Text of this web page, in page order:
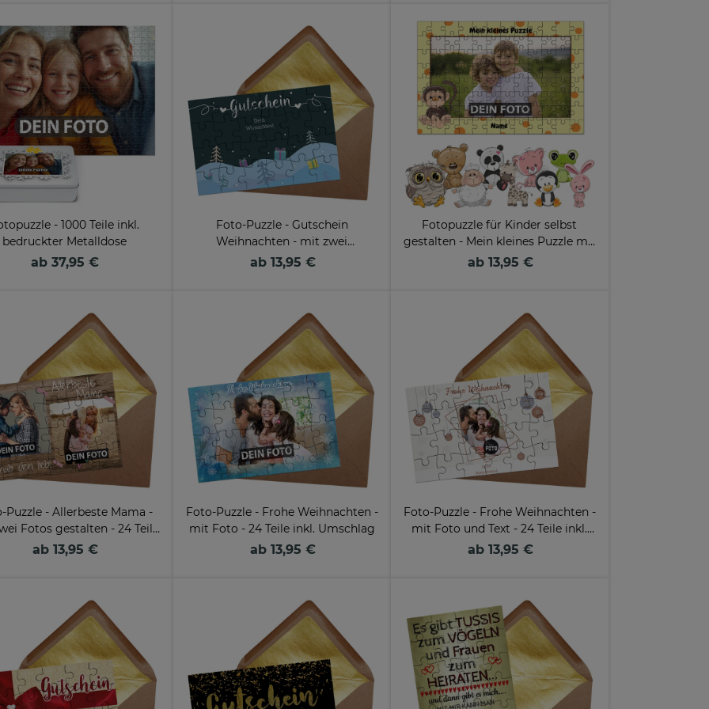
- 1000 Teile inkl.
bedruckter Metalldose
ab 37,95 €
Foto-Puzzle - Gutschein
Weihnachten - mit zwei
Wunschzeilen - 24 Teile inkl.
ab 13,95 €
Fotopuzzle für Kinder selbst
gestalten - Mein kleines Puzzle mit
Name - Tier - mit Name
ab 13,95 €
Puzzle - Allerbeste Mama -
Fotos gestalten - 24 Teile
inkl. Umschlag
ab 13,95 €
Foto-Puzzle - Frohe Weihnachten -
mit Foto - 24 Teile inkl. Umschlag
ab 13,95 €
Foto-Puzzle - Frohe Weihnachten -
mit Foto und Text - 24 Teile inkl.
Umschlag
ab 13,95 €